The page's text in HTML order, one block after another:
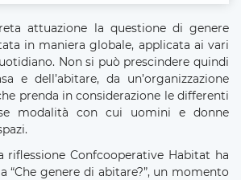
attuazione la questione di genere
in maniera globale, applicata ai vari
Non si può prescindere quindi
e dell’abitare, da un’organizzazione
prenda in considerazione le differenti
modalità con cui uomini e donne
riflessione Confcooperative Habitat ha
“Che genere di abitare?”, un momento